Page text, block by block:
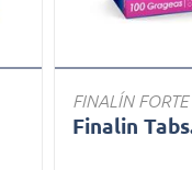
FINALÍN FORTE
Finalin